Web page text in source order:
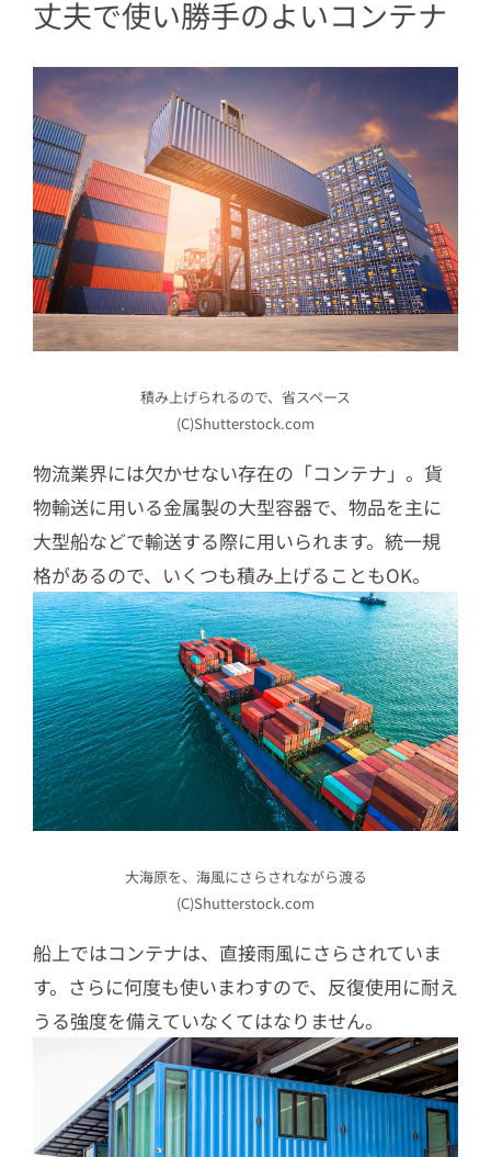
丈夫で使い勝手のよいコンテナ
積み上げられるので、省スペース
(C)Shutterstock.com
物流業界には欠かせない存在の「コンテナ」。貨
物輸送に用いる金属製の大型容器で、物品を主に
大型船などで輸送する際に用いられます。統一規
格があるので、いくつも積み上げることもOK。
大海原を、海風にさらされながら渡る
(C)Shutterstock.com
船上ではコンテナは、直接雨風にさらされていま
す。さらに何度も使いまわすので、反復使用に耐え
うる強度を備えていなくてはなりません。